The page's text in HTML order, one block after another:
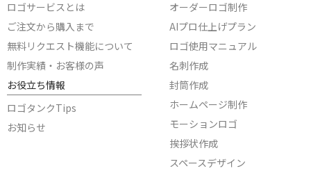
ロゴサービスとは
ご注文から購入まで
無料リクエスト機能について
制作実績・お客様の声
お役立ち情報
ロゴタンクTips
お知らせ
オーダーロゴ制作
AIプロ仕上げプラン
ロゴ使用マニュアル
名刺作成
封筒作成
ホームページ制作
モーションロゴ
挨拶状作成
スペースデザイン